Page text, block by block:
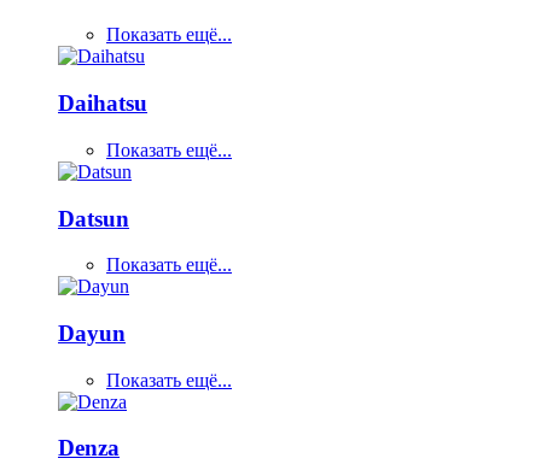
Показать ещё...
Daihatsu
Показать ещё...
Datsun
Показать ещё...
Dayun
Показать ещё...
Denza